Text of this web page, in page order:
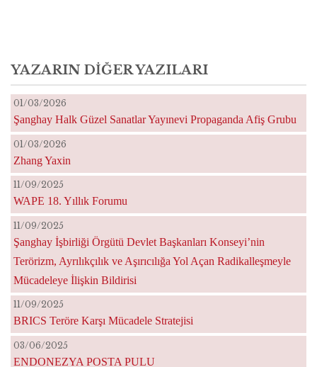
YAZARIN DIĞER YAZILARI
01/03/2026
Şanghay Halk Güzel Sanatlar Yayınevi Propaganda Afiş Grubu
01/03/2026
Zhang Yaxin
11/09/2025
WAPE 18. Yıllık Forumu
11/09/2025
Şanghay İşbirliği Örgütü Devlet Başkanları Konseyi’nin
Terörizm, Ayrılıkçılık ve Aşırıcılığa Yol Açan Radikalleşmeyle
Mücadeleye İlişkin Bildirisi
11/09/2025
BRICS Teröre Karşı Mücadele Stratejisi
03/06/2025
ENDONEZYA POSTA PULU